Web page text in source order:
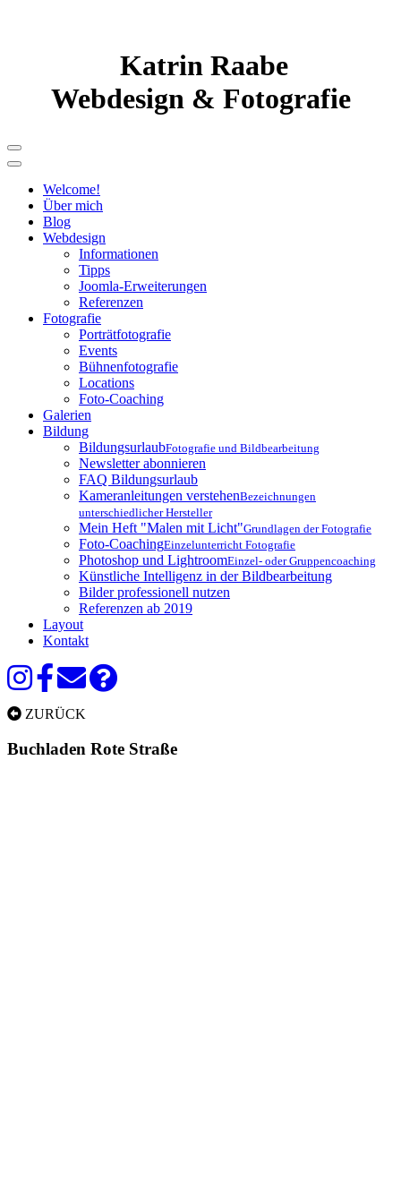
Katrin Raabe
Webdesign & Fotografie
Welcome!
Über mich
Blog
Webdesign
Informationen
Tipps
Joomla-Erweiterungen
Referenzen
Fotografie
Porträtfotografie
Events
Bühnenfotografie
Locations
Foto-Coaching
Galerien
Bildung
BildungsurlaubFotografie und Bildbearbeitung
Newsletter abonnieren
FAQ Bildungsurlaub
Kameranleitungen verstehenBezeichnungen
unterschiedlicher Hersteller
Mein Heft "Malen mit Licht"Grundlagen der Fotografie
Foto-CoachingEinzelunterricht Fotografie
Photoshop und LightroomEinzel- oder Gruppencoaching
Künstliche Intelligenz in der Bildbearbeitung
Bilder professionell nutzen
Referenzen ab 2019
Layout
Kontakt
ZURÜCK
Buchladen Rote Straße